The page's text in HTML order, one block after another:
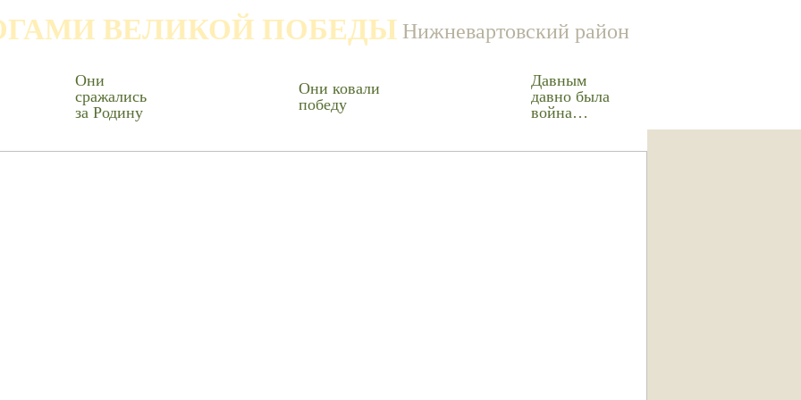
ВЕЛИКОЙ ПОБЕДЫ Нижневартовский район
Они
сражались
за Родину
Они ковали
победу
Давным
давно была
война…